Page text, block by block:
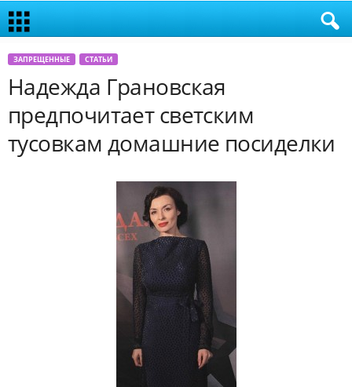
ЗАПРЕЩЕННЫЕ СТАТЬИ
Надежда Грановская
предпочитает светским
тусовкам домашние посиделки